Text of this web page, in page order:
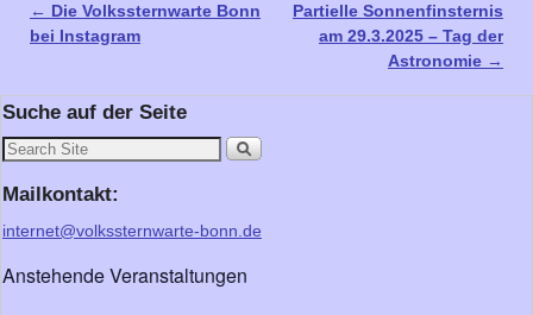
Artikelnavigation
← Die Volkssternwarte Bonn
bei Instagram
Partielle Sonnenfinsternis
am 29.3.2025 – Tag der
Astronomie →
Suche auf der Seite
Mailkontakt:
internet@volkssternwarte-bonn.de
Anstehende Veranstaltungen